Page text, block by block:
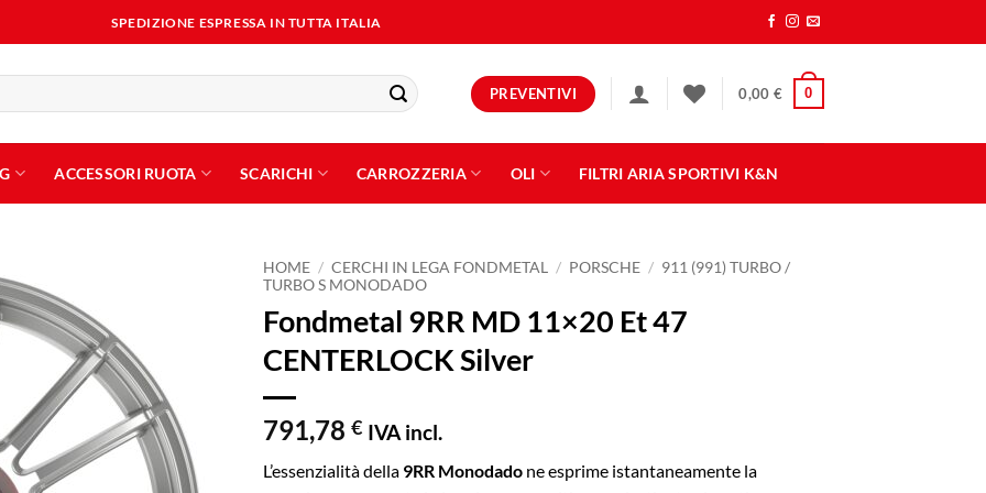
SPEDIZIONE ESPRESSA IN TUTTA ITALIA
PREVENTIVI 0,00 € 0
ACCESSORI RUOTA SCARICHI CARROZZERIA OLI FILTRI ARIA SPORTIVI K&N
desideri
HOME / CERCHI IN LEGA FONDMETAL / PORSCHE / 911 (991) TURBO /
TURBO S MONODADO
Fondmetal 9RR MD 11×20 Et 47
CENTERLOCK Silver
791,78 € IVA incl.
L’essenzialità della 9RR Monodado ne esprime istantaneamente la